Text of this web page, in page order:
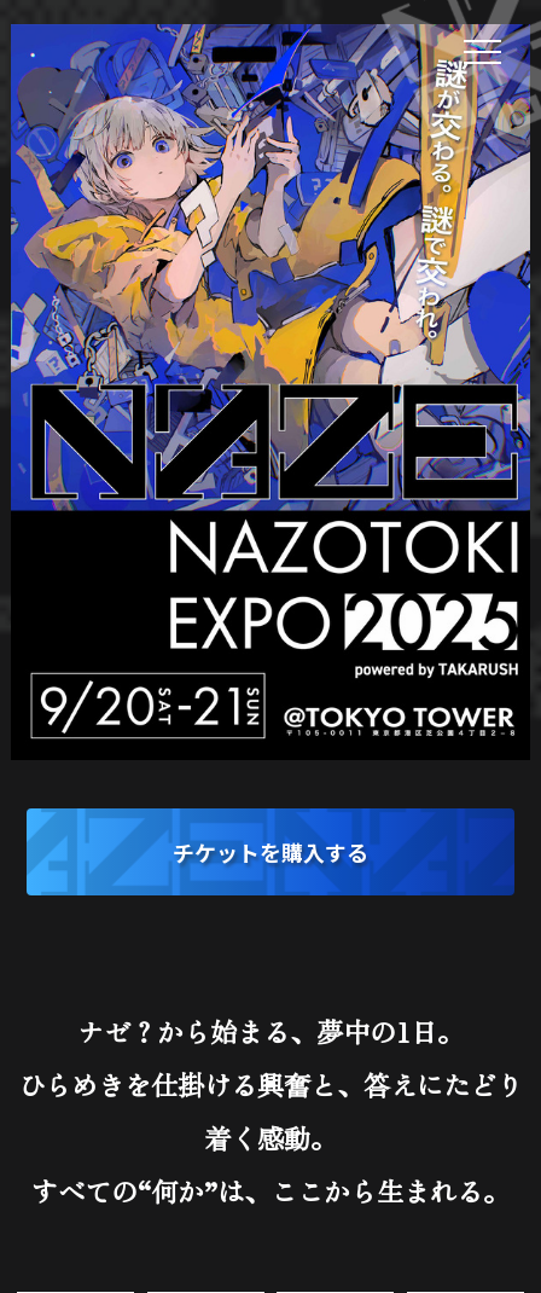
チケットを購入する
ナゼ？から始まる、夢中の1日。
ひらめきを仕掛ける興奮と、答えにたどり
着く感動。
すべての“何か”は、ここから生まれる。